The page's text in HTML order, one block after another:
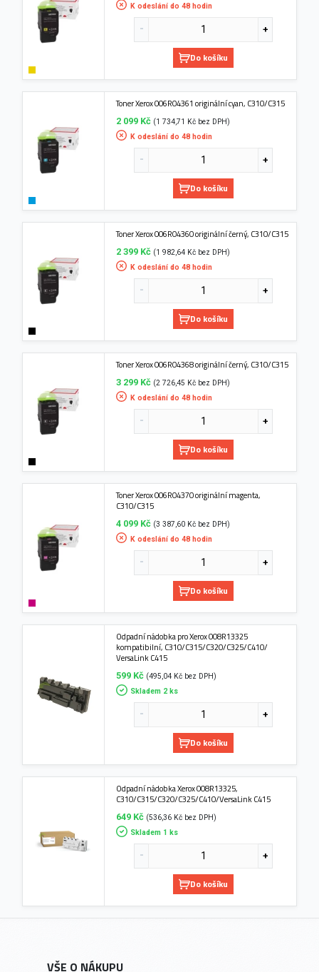
K odeslání do 48 hodin
Do košíku
Toner Xerox 006R04361 originální cyan, C310/C315
2 099 Kč (1 734,71 Kč bez DPH)
K odeslání do 48 hodin
Do košíku
Toner Xerox 006R04360 originální černý, C310/C315
2 399 Kč (1 982,64 Kč bez DPH)
K odeslání do 48 hodin
Do košíku
Toner Xerox 006R04368 originální černý, C310/C315
3 299 Kč (2 726,45 Kč bez DPH)
K odeslání do 48 hodin
Do košíku
Toner Xerox 006R04370 originální magenta,
C310/C315
4 099 Kč (3 387,60 Kč bez DPH)
K odeslání do 48 hodin
Do košíku
Odpadní nádobka pro Xerox 008R13325
kompatibilní, C310/C315/C320/C325/C410/
VersaLink C415
599 Kč (495,04 Kč bez DPH)
Skladem 2 ks
Do košíku
Odpadní nádobka Xerox 008R13325,
C310/C315/C320/C325/C410/VersaLink C415
649 Kč (536,36 Kč bez DPH)
Skladem 1 ks
Do košíku
VŠE O NÁKUPU